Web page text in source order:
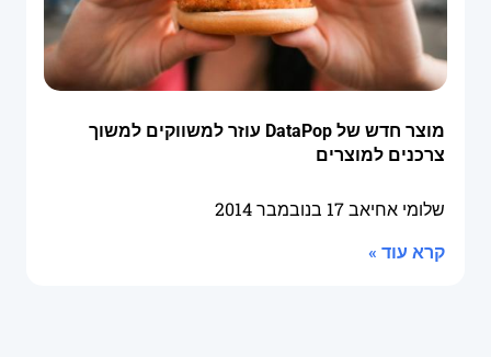
מוצר חדש של DataPop עוזר למשווקים למשוך
צרכנים למוצרים
שלומי אחיאב17 בנובמבר 2014
קרא עוד »